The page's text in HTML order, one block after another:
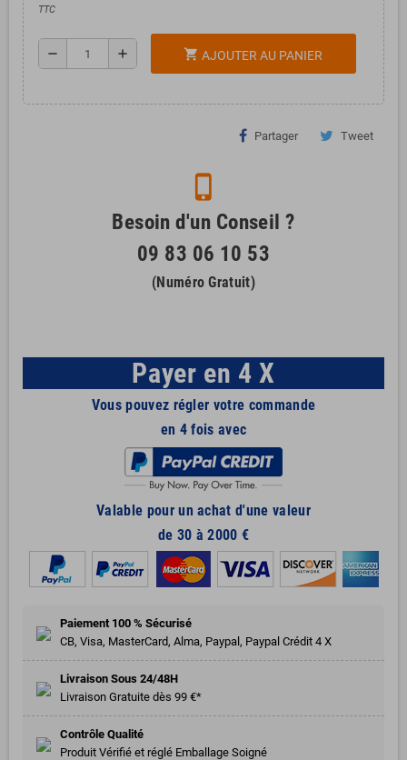
TTC
remove add shopping_cart AJOUTER AU PANIER
Partager Tweet
phone_iphone
Besoin d'un Conseil ?
09 83 06 10 53
(Numéro Gratuit)
Payer en 4 X
Vous pouvez régler votre commande
en 4 fois avec
Valable pour un achat d'une valeur
de 30 à 2000 €
Paiement 100 % Sécurisé
CB, Visa, MasterCard, Alma, Paypal, Paypal Crédit 4 X
Livraison Sous 24/48H
Livraison Gratuite dès 99 €*
Contrôle Qualité
Produit Vérifié et réglé Emballage Soigné